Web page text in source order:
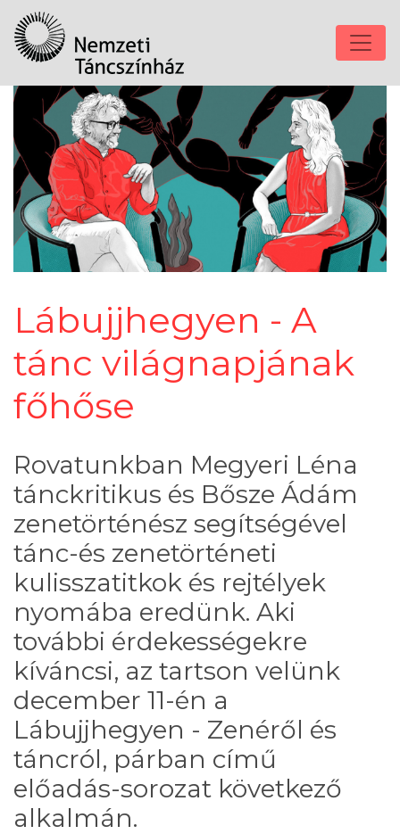
Lábujjhegyen - A
tánc világnapjának
főhőse
Rovatunkban Megyeri Léna
tánckritikus és Bősze Ádám
zenetörténész segítségével
tánc-és zenetörténeti
kulisszatitkok és rejtélyek
nyomába eredünk. Aki
további érdekességekre
kíváncsi, az tartson velünk
december 11-én a
Lábujjhegyen - Zenéről és
táncról, párban című
előadás-sorozat következő
alkalmán.